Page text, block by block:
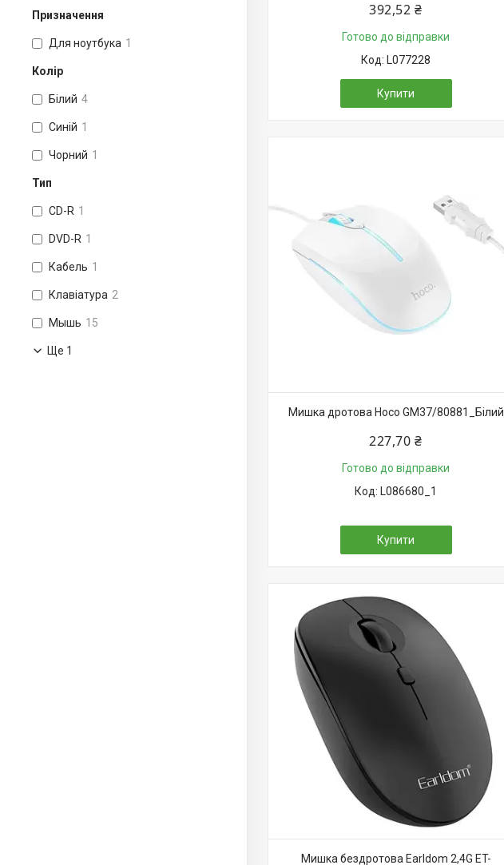
Призначення
Для ноутбука 1
Колір
Білий 4
Синій 1
Чорний 1
Тип
CD-R 1
DVD-R 1
Кабель 1
Клавіатура 2
Мышь 15
Ще 1
392,52 ₴
Готово до відправки
L077228
Купити
Мишка дротова Hoco GM37/80881_Білий
227,70 ₴
Готово до відправки
L086680_1
Купити
Мишка бездротова Earldom 2,4G ET-